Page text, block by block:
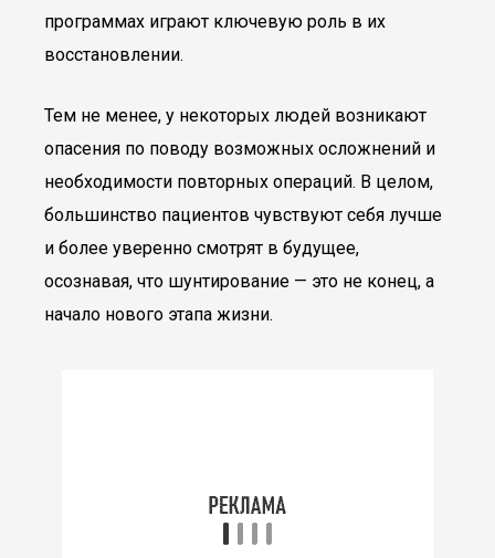
программах играют ключевую роль в их
восстановлении.
Тем не менее, у некоторых людей возникают
опасения по поводу возможных осложнений и
необходимости повторных операций. В целом,
большинство пациентов чувствуют себя лучше
и более уверенно смотрят в будущее,
осознавая, что шунтирование — это не конец, а
начало нового этапа жизни.